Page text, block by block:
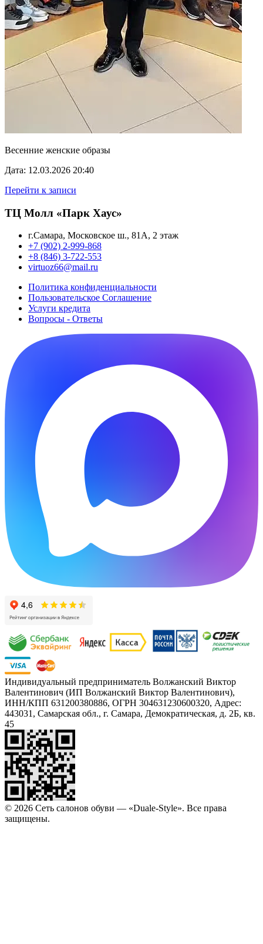
Весенние женские образы
Дата: 12.03.2026 20:40
Перейти к записи
ТЦ Молл «Парк Хаус»
г.Самара, Московское ш., 81А, 2 этаж
+7 (902) 2-999-868
+8 (846) 3-722-553
virtuoz66@mail.ru
Политика конфиденциальности
Пользовательское Cоглашение
Услуги кредита
Вопросы - Ответы
Индивидуальный предприниматель Волжанский Виктор
Валентинович (ИП Волжанский Виктор Валентинович),
ИНН/КПП 631200380886, ОГРН 304631230600320, Адрес:
443031, Самарская обл., г. Самара, Демократическая, д. 2Б, кв.
45
© 2026 Сеть салонов обуви — «Duale-Style». Все права
защищены.